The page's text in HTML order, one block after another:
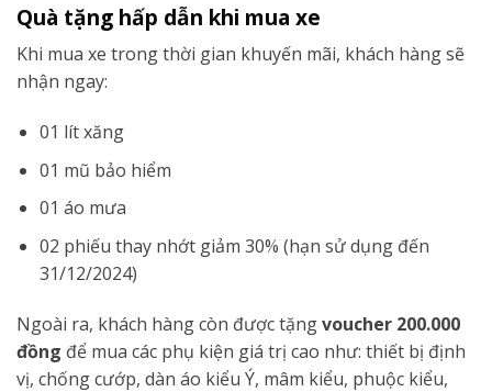
Quà tặng hấp dẫn khi mua xe
Khi mua xe trong thời gian khuyến mãi, khách hàng sẽ
nhận ngay:
01 lít xăng
01 mũ bảo hiểm
01 áo mưa
02 phiếu thay nhớt giảm 30% (hạn sử dụng đến
31/12/2024)
Ngoài ra, khách hàng còn được tặngvoucher 200.000
đồng để mua các phụ kiện giá trị cao như: thiết bị định
vị, chống cướp, dàn áo kiểu Ý, mâm kiểu, phuộc kiểu,